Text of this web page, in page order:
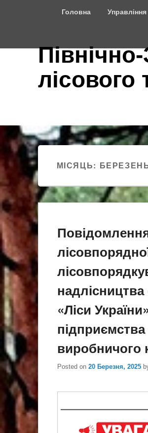
Головна Управління
лісового
МІСЯЦЬ:
«Ліси
виробничого
Posted on 20 Березня, 2025